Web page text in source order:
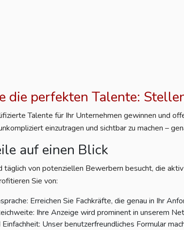
die perfekten Talente:
Talente für Ihr Unternehmen gewinnen und
einzutragen und sichtbar zu machen –
auf einen Blick
von potenziellen Bewerbern besucht, die
Sie von:
Erreichen Sie Fachkräfte, die genau in Ihr
Ihre Anzeige wird prominent in unserem
Einfachheit: Unser benutzerfreundliches Formular